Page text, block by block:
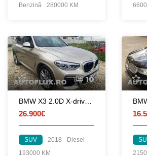
Benzină
280000 KM
10
26.900€
SUV 2018
Diesel
193000 KM